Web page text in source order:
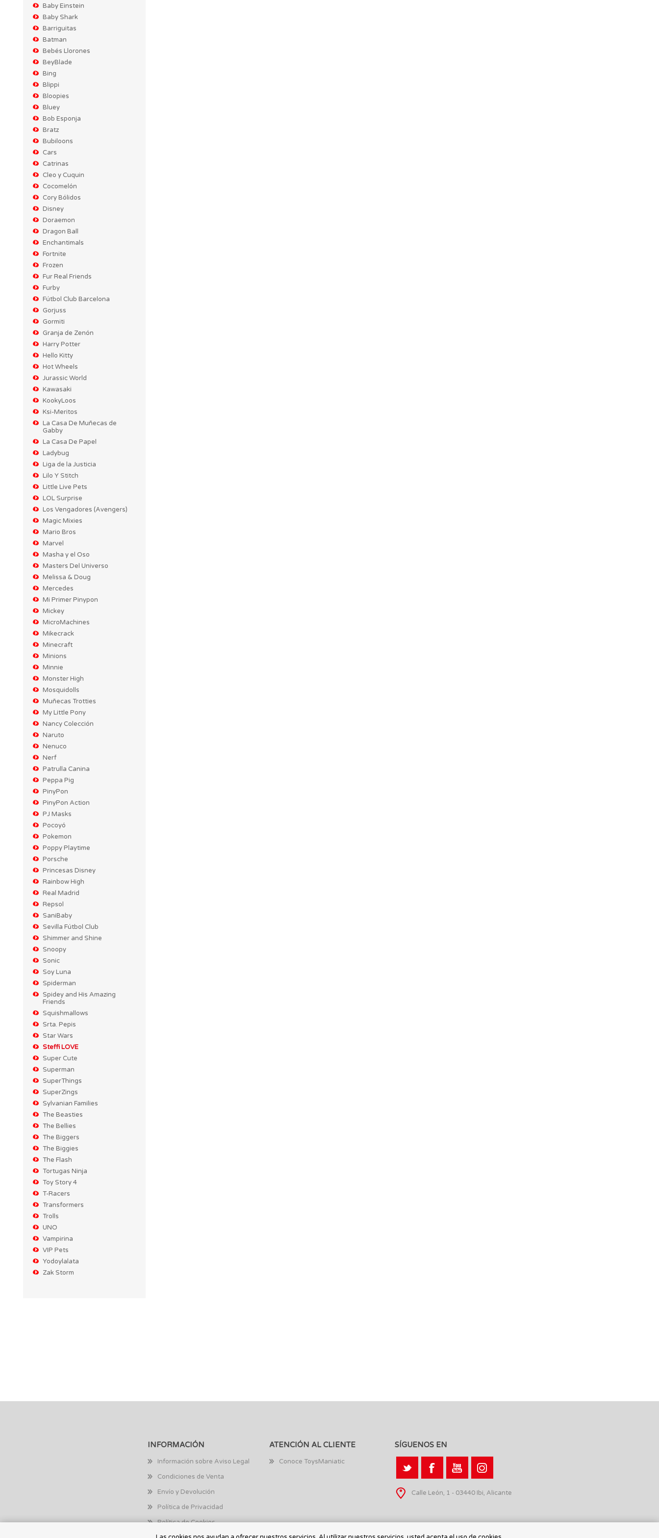
Baby Einstein
Baby Shark
Barriguitas
Batman
Bebés Llorones
BeyBlade
Bing
Blippi
Bloopies
Bluey
Bob Esponja
Bratz
Bubiloons
Cars
Catrinas
Cleo y Cuquin
Cocomelón
Cory Bólidos
Disney
Doraemon
Dragon Ball
Enchantimals
Fortnite
Frozen
Fur Real Friends
Furby
Fútbol Club Barcelona
Gorjuss
Gormiti
Granja de Zenón
Harry Potter
Hello Kitty
Hot Wheels
Jurassic World
Kawasaki
KookyLoos
Ksi-Meritos
La Casa De Muñecas de
Gabby
La Casa De Papel
Ladybug
Liga de la Justicia
Lilo Y Stitch
Little Live Pets
LOL Surprise
Los Vengadores (Avengers)
Magic Mixies
Mario Bros
Marvel
Masha y el Oso
Masters Del Universo
Melissa & Doug
Mercedes
Mi Primer Pinypon
Mickey
MicroMachines
Mikecrack
Minecraft
Minions
Minnie
Monster High
Mosquidolls
Muñecas Trotties
My Little Pony
Nancy Colección
Naruto
Nenuco
Nerf
Patrulla Canina
Peppa Pig
PinyPon
PinyPon Action
PJ Masks
Pocoyó
Pokemon
Poppy Playtime
Porsche
Princesas Disney
Rainbow High
Real Madrid
Repsol
SaniBaby
Sevilla Fútbol Club
Shimmer and Shine
Snoopy
Sonic
Soy Luna
Spiderman
Spidey and His Amazing
Friends
Squishmallows
Srta. Pepis
Star Wars
Steffi LOVE
Super Cute
Superman
SuperThings
SuperZings
Sylvanian Families
The Beasties
The Bellies
The Biggers
The Biggies
The Flash
Tortugas Ninja
Toy Story 4
T-Racers
Transformers
Trolls
UNO
Vampirina
VIP Pets
Yodoylalata
Zak Storm
INFORMACIÓN
Información sobre Aviso Legal
Condiciones de Venta
Envío y Devolución
Política de Privacidad
Política de Cookies
ATENCIÓN AL CLIENTE
Conoce ToysManiatic
SÍGUENOS EN
Calle León, 1 - 03440 Ibi, Alicante